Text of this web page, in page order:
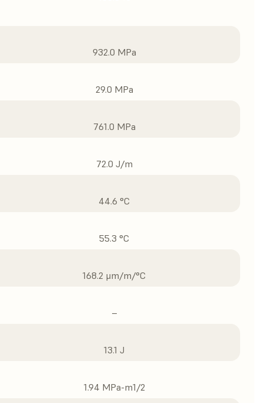
932.0 MPa
29.0 MPa
761.0 MPa
72.0 J/m
44.6 °C
55.3 °C
168.2 μm/m/°C
–
13.1 J
1.94 MPa-m1/2